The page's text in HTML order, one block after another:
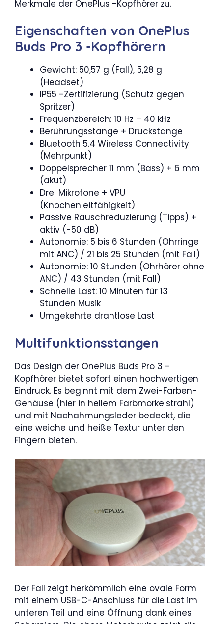
Merkmale der OnePlus -Kopfhörer zu.
Eigenschaften von OnePlus
Buds Pro 3 -Kopfhörern
Gewicht: 50,57 g (Fall), 5,28 g
(Headset)
IP55 -Zertifizierung (Schutz gegen
Spritzer)
Frequenzbereich: 10 Hz – 40 kHz
Berührungsstange + Druckstange
Bluetooth 5.4 Wireless Connectivity
(Mehrpunkt)
Doppelsprecher 11 mm (Bass) + 6 mm
(akut)
Drei Mikrofone + VPU
(Knochenleitfähigkeit)
Passive Rauschreduzierung (Tipps) +
aktiv (-50 dB)
Autonomie: 5 bis 6 Stunden (Ohrringe
mit ANC) / 21 bis 25 Stunden (mit Fall)
Autonomie: 10 Stunden (Ohrhörer ohne
ANC) / 43 Stunden (mit Fall)
Schnelle Last: 10 Minuten für 13
Stunden Musik
Umgekehrte drahtlose Last
Multifunktionsstangen
Das Design der OnePlus Buds Pro 3 -
Kopfhörer bietet sofort einen hochwertigen
Eindruck. Es beginnt mit dem Zwei-Farben-
Gehäuse (hier in hellem Farbmorkelstrahl)
und mit Nachahmungsleder bedeckt, die
eine weiche und heiße Textur unter den
Fingern bieten.
Der Fall zeigt herkömmlich eine ovale Form
mit einem USB-C-Anschluss für die Last im
unteren Teil und eine Öffnung dank eines